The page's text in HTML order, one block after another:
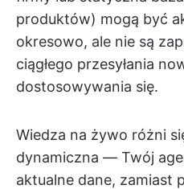
produktów) mogą być
okresowo, ale nie są
ciągłego przesyłania
dostosowywania się.
Wiedza na żywo różni
dynamiczna — Twój
aktualne dane, zamiast